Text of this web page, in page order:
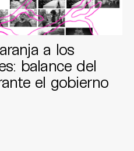
a los
balance del
el gobierno